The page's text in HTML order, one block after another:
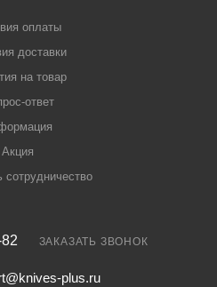
оплаты
доставки
на товар
ответ
Акция
сотрудничество
ЗАКАЗАТЬ ЗВОНОК
plus.ru